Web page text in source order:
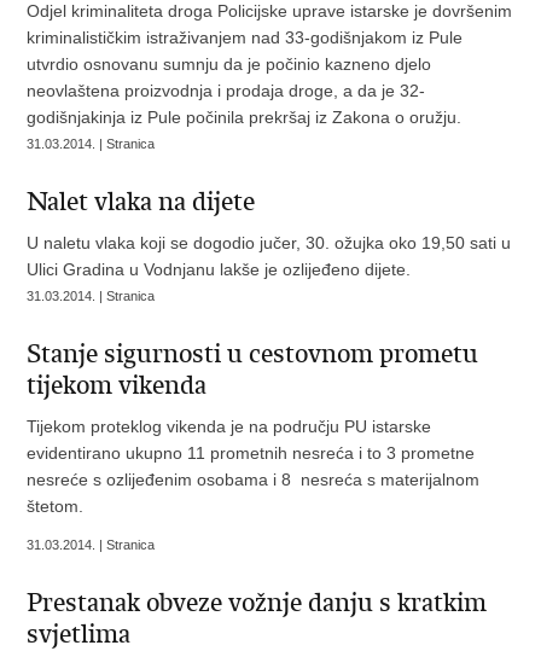
Odjel kriminaliteta droga Policijske uprave istarske je dovršenim
kriminalističkim istraživanjem nad 33-godišnjakom iz Pule
utvrdio osnovanu sumnju da je počinio kazneno djelo
neovlaštena proizvodnja i prodaja droge, a da je 32-
godišnjakinja iz Pule počinila prekršaj iz Zakona o oružju.
31.03.2014. | Stranica
Nalet vlaka na dijete
U naletu vlaka koji se dogodio jučer, 30. ožujka oko 19,50 sati u
Ulici Gradina u Vodnjanu lakše je ozlijeđeno dijete.
31.03.2014. | Stranica
Stanje sigurnosti u cestovnom prometu
tijekom vikenda
Tijekom proteklog vikenda je na području PU istarske
evidentirano ukupno 11 prometnih nesreća i to 3 prometne
nesreće s ozlijeđenim osobama i 8 nesreća s materijalnom
štetom.
31.03.2014. | Stranica
Prestanak obveze vožnje danju s kratkim
svjetlima